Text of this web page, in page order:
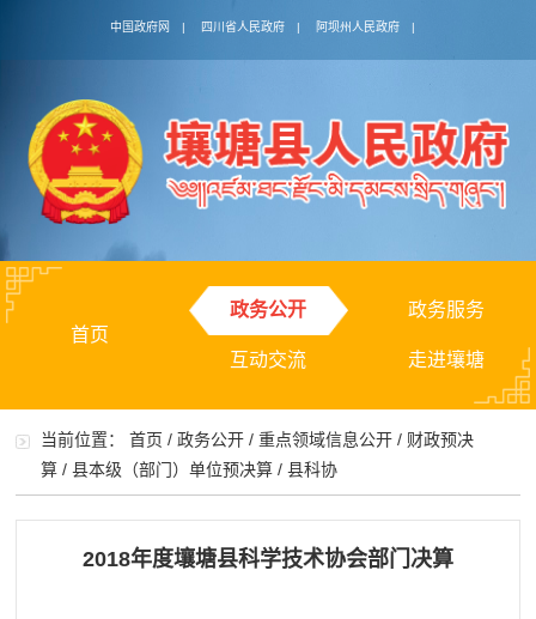
中国政府网 | 四川省人民政府 | 阿坝州人民政府 |
首页
政务公开 政务服务
互动交流 走进壤塘
当前位置：首页 /政务公开 /重点领域信息公开 / 财政预决
算 /县本级（部门）单位预决算 /县科协
2018年度壤塘县科学技术协会部门决算